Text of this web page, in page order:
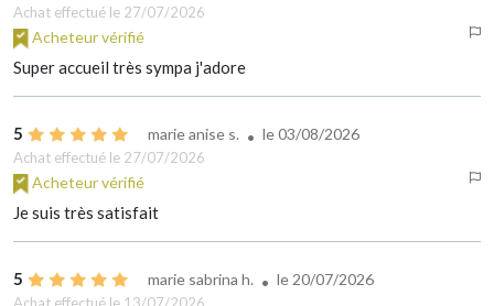
Achat effectué le 27/07/2026
Acheteur vérifié
Super accueil très sympa j'adore
5 marie anise s. le03/08/2026
Achat effectué le 27/07/2026
Acheteur vérifié
Je suis très satisfait
5 marie sabrina h. le 20/07/2026